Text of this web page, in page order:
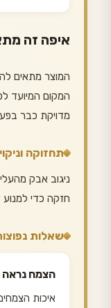
איפה זה
המוצר מתאים
המקום המיועד
מדויקת כבר
תחזוקה וניקוי
ניגוב אבק
חזקה כדי למנוע
שאלות
הצמח נראה
איכות